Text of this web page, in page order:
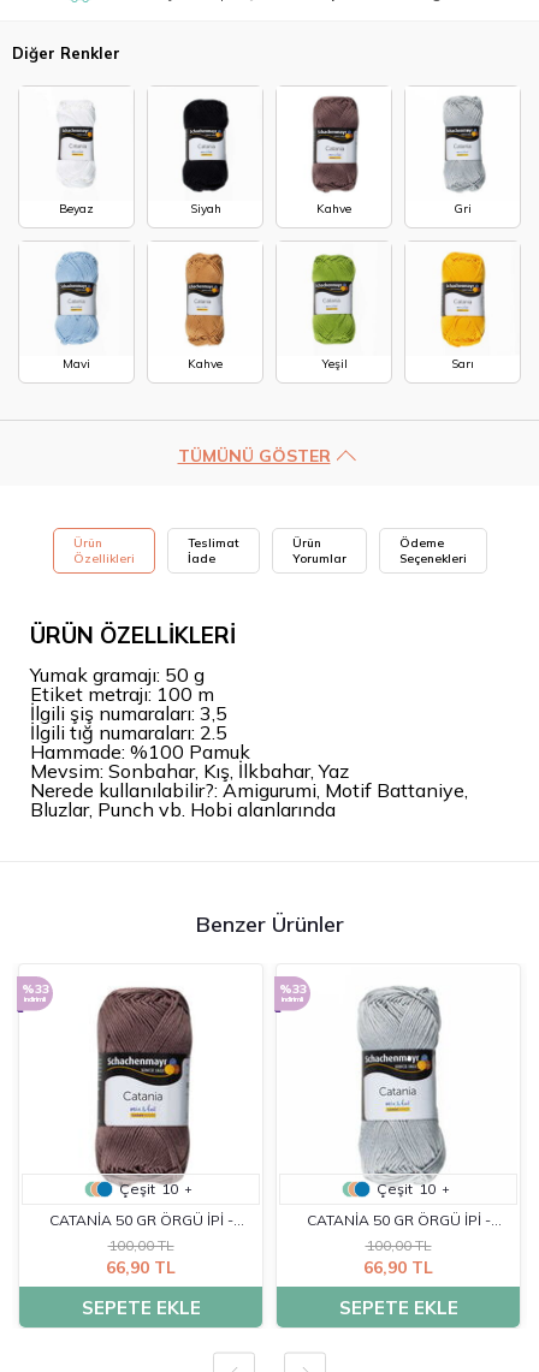
Diğer Renkler
Beyaz Siyah Kahve Gri
Mavi Kahve Yeşil Sarı
TÜMÜNÜ GÖSTER
Ürün
Özellikleri
Teslimat
İade
Ürün
Yorumlar
Ödeme
Seçenekleri
ÜRÜN ÖZELLİKLERİ
Yumak gramajı: 50 g
Etiket metrajı: 100 m
İlgili şiş numaraları: 3,5
İlgili tığ numaraları: 2.5
Hammade: %100 Pamuk
Mevsim: Sonbahar, Kış, İlkbahar, Yaz
Nerede kullanılabilir?: Amigurumi, Motif Battaniye,
Bluzlar, Punch vb. Hobi alanlarında
Benzer Ürünler
%33
indirimli
Çeşit 10 +
CATANİA 50 GR ÖRGÜ İPİ -
00161
100,00 TL
66,90 TL
SEPETE EKLE
%33
indirimli
Çeşit 10 +
CATANİA 50 GR ÖRGÜ İPİ -
00172
100,00 TL
66,90 TL
SEPETE EKLE